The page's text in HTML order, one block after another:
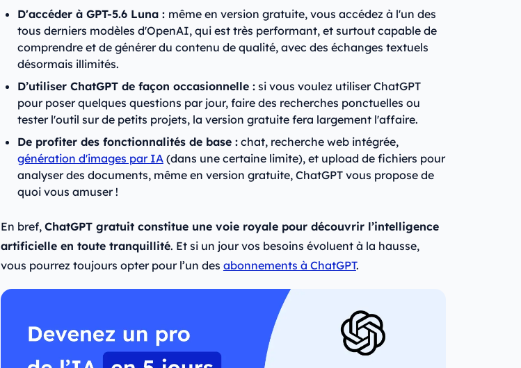
D'accéder à GPT-5.6 Luna : même en version gratuite, vous accédez à l'un des
tous derniers modèles d'OpenAI, qui est très performant, et surtout capable de
comprendre et de générer du contenu de qualité, avec des échanges textuels
désormais illimités.
D’utiliser ChatGPT de façon occasionnelle :si vous voulez utiliser ChatGPT
pour poser quelques questions par jour, faire des recherches ponctuelles ou
tester l'outil sur de petits projets, la version gratuite fera largement l'affaire.
De profiter des fonctionnalités de base :chat, recherche web intégrée,
génération d'images par IA(dans une certaine limite), et upload de fichiers pour
analyser des documents, même en version gratuite, ChatGPT vous propose de
quoi vous amuser !
En bref, ChatGPT gratuit constitue une voie royale pour découvrir l’intelligence
artificielle en toute tranquillité. Et si un jour vos besoins évoluent à la hausse,
vous pourrez toujours opter pour l’un des abonnements à ChatGPT.